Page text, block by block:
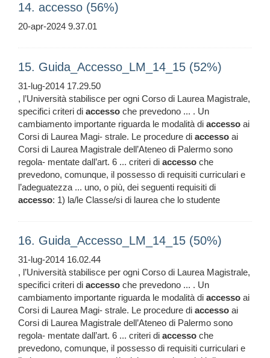
14. accesso (56%)
20-apr-2024 9.37.01
15. Guida_Accesso_LM_14_15 (52%)
31-lug-2014 17.29.50
, l’Università stabilisce per ogni Corso di Laurea Magistrale,
specifici criteri di accesso che prevedono ... . Un
cambiamento importante riguarda le modalità di accesso ai
Corsi di Laurea Magi- strale. Le procedure di accesso ai
Corsi di Laurea Magistrale dell’Ateneo di Palermo sono
regola- mentate dall’art. 6 ... criteri di accesso che
prevedono, comunque, il possesso di requisiti curriculari e
l’adeguatezza ... uno, o più, dei seguenti requisiti di
accesso: 1) la/le Classe/si di laurea che lo studente
16. Guida_Accesso_LM_14_15 (50%)
31-lug-2014 16.02.44
, l’Università stabilisce per ogni Corso di Laurea Magistrale,
specifici criteri di accesso che prevedono ... . Un
cambiamento importante riguarda le modalità di accesso ai
Corsi di Laurea Magi- strale. Le procedure di accesso ai
Corsi di Laurea Magistrale dell’Ateneo di Palermo sono
regola- mentate dall’art. 6 ... criteri di accesso che
prevedono, comunque, il possesso di requisiti curriculari e